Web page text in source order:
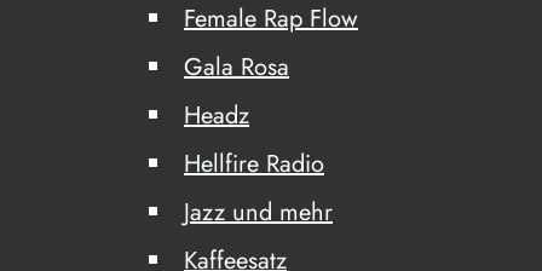
Female Rap Flow
Gala Rosa
Headz
Hellfire Radio
Jazz und mehr
Kaffeesatz